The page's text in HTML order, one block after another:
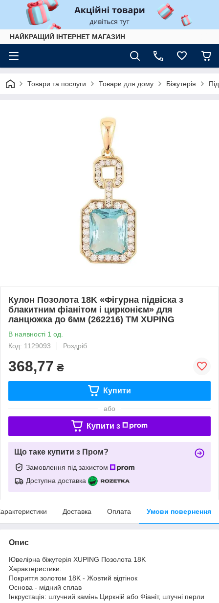
НАЙКРАЩИЙ ІНТЕРНЕТ МАГАЗИН
Товари та послуги Товари для дому Біжутерія
Кулон Позолота 18K «Фігурна підвіска з
блакитним фіанітом і цирконієм» для
ланцюжка до 6мм (262216) ТМ XUPING
В наявності 1 од.
Код: 1129093
Роздріб
368,77 ₴
Купити
або
Купити з
Що таке купити з Пром?
Замовлення під захистом
Доступна доставка
Доставка Оплата Умови повернення
Опис
Ювелірна біжутерія XUPING Позолота 18K
Характеристики:
Покриття золотом 18K - Жовтий відтінок
Основа - мідний сплав
Інкрустація: штучний камінь Циркній або Фіаніт, штучні перли